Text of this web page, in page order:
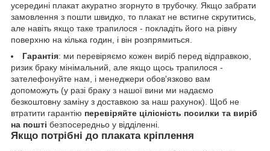
усередині плакат акуратно згорнуто в трубочку. Якщо забрати
замовлення з пошти швидко, то плакат не встигне скрутитись,
але навіть якщо таке трапилося - покладіть його на рівну
поверхню на кілька годин, і він розпрямиться.
Гарантія: ми перевіряємо кожен виріб перед відправкою,
ризик браку мінімальний, але якщо щось трапилося -
зателефонуйте нам, і менеджери обов'язково вам
допоможуть (у разі браку з нашої вини ми надаємо
безкоштовну заміну з доставкою за наш рахунок). Щоб не
втратити гарантію перевіряйте цілісність посилки та виріб
на пошті безпосередньо у відділенні.
Якщо потрібні до плаката кріплення